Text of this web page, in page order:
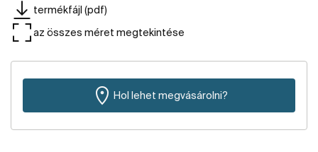
termékfájl (pdf)
az összes méret megtekintése
Hol lehet megvásárolni?